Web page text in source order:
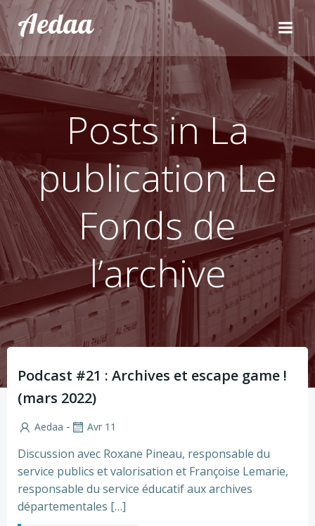
Aller
au
contenu
Aedaa
Posts in La
publication Le
Fonds de
l’archive
Podcast #21 : Archives et escape game !
(mars 2022)
Aedaa - Avr 11
Discussion avec Roxane Pineau, responsable du
service publics et valorisation et Françoise Lemarie,
responsable du service éducatif aux archives
départementales […]